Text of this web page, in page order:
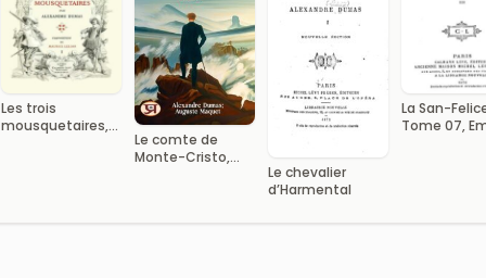
Les trois
mousquetaires,
Le comte de
Monte-Cristo,
Le chevalier
d’Harmental
La San-
Tome 07,